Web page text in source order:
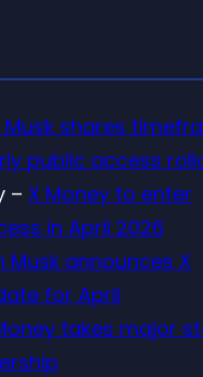
Musk shares
public access
– X Money to enter
in April 2026
Musk announces X
for April
takes major